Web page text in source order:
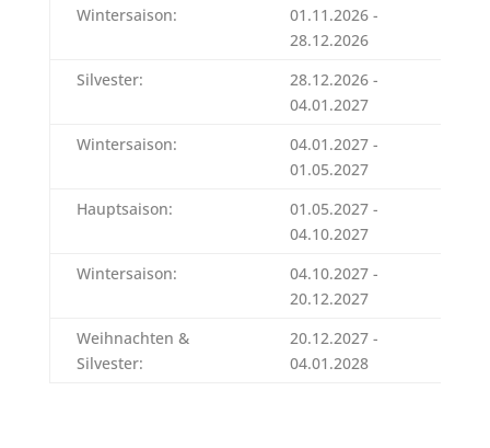
Wintersaison:
01.11.2026 -
28.12.2026
Silvester:
28.12.2026 -
04.01.2027
Wintersaison:
04.01.2027 -
01.05.2027
Hauptsaison:
01.05.2027 -
04.10.2027
Wintersaison:
04.10.2027 -
20.12.2027
Weihnachten &
Silvester:
20.12.2027 -
04.01.2028